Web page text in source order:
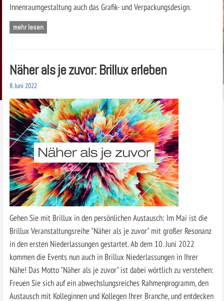
Innenraumgestaltung auch das Grafik- und Verpackungsdesign.
mehr lesen
Näher als je zuvor: Brillux erleben
8. Juni 2022
Gehen Sie mit Brillux in den persönlichen Austausch: Im Mai ist die
Brillux Veranstaltungsreihe "Näher als je zuvor" mit großer Resonanz
in den ersten Niederlassungen gestartet. Ab dem 10. Juni 2022
kommen die Events nun auch in Brillux Niederlassungen in Ihrer
Nähe! Das Motto "Näher als je zuvor" ist dabei wörtlich zu verstehen:
Freuen Sie sich auf ein abwechslungsreiches Rahmenprogramm, den
Austausch mit Kolleginnen und Kollegen Ihrer Branche, und entdecken